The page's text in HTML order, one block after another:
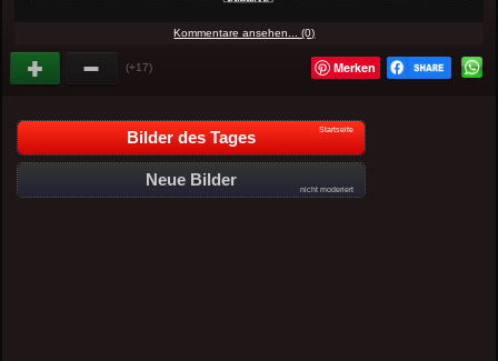
Kommentare ansehen... (0)
(+17) Merken
Bilder des Tages Startseite
Neue Bilder
nicht moderiert